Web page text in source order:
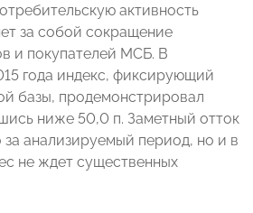
активность
за собой сокращение
и покупателей МСБ. В
года индекс, фиксирующий
базы, продемонстрировал
ниже 50,0 п. Заметный отток
анализируемый период, но и в
не ждет существенных